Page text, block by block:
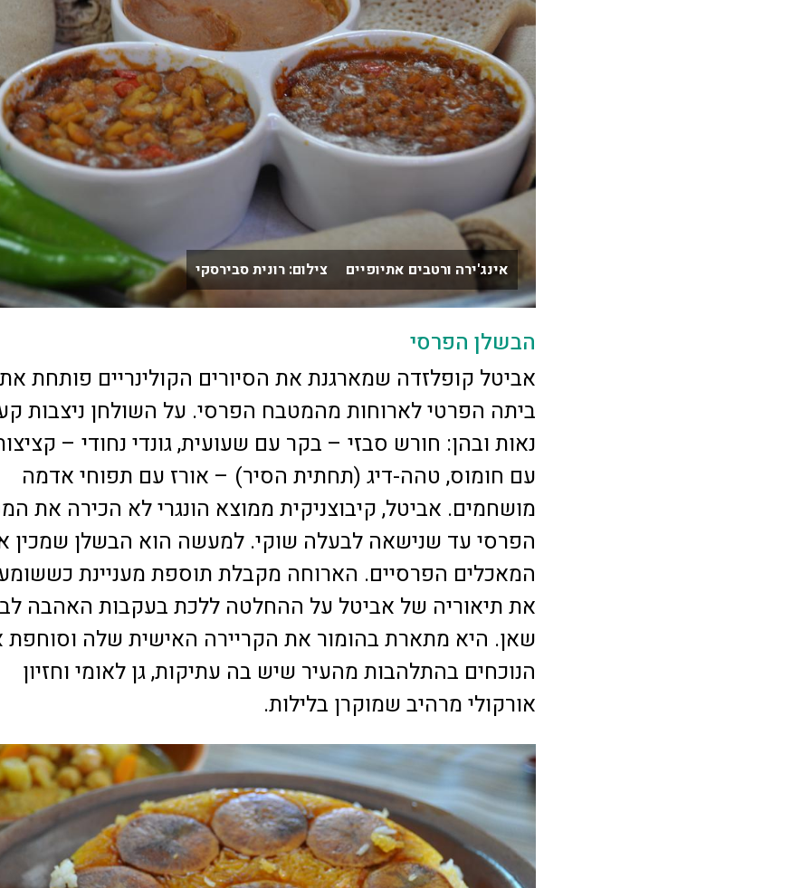
אינג'ירה ורטבים אתיופיים צילום: רונית סבירסקי
הבשלן הפרסי
אביטל קופלזדה שמארגנת את הסיורים הקולינריים פותחת את
ביתה הפרטי לארוחות מהמטבח הפרסי. על השולחן ניצבות
נאות ובהן: חורש סבזי – בקר עם שעועית, גונדי נחודי –
עם חומוס, טהה-דיג (תחתית הסיר) – אורז עם תפוחי אדמה
מושחמים. אביטל, קיבוצניקית ממוצא הונגרי לא הכירה את
הפרסי עד שנישאה לבעלה שוקי. למעשה הוא הבשלן שמכין
המאכלים הפרסיים. הארוחה מקבלת תוספת מעניינת
את תיאוריה של אביטל על ההחלטה ללכת בעקבות האהבה
שאן. היא מתארת בהומור את הקריירה האישית שלה
הנוכחים בהתלהבות מהעיר שיש בה עתיקות, גן לאומי וחזיון
אורקולי מרהיב שמוקרן בלילות.